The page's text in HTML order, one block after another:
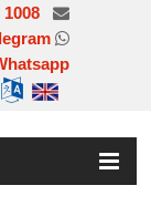
1008